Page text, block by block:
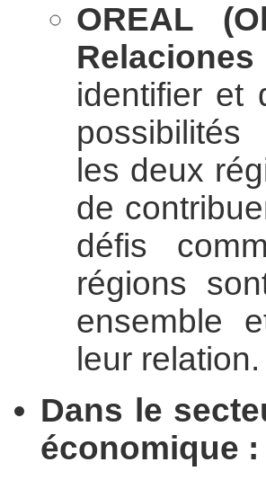
OREAL
identifier et
les deux
de
défis
régions
ensemble
leur relation.
Dans le
économique :